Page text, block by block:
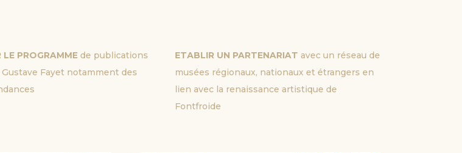
LE PROGRAMME de publications
Fayet notamment des
ETABLIR UN PARTENARIAT avec un réseau de
musées régionaux, nationaux et étrangers en
lien avec la renaissance artistique de
Fontfroide